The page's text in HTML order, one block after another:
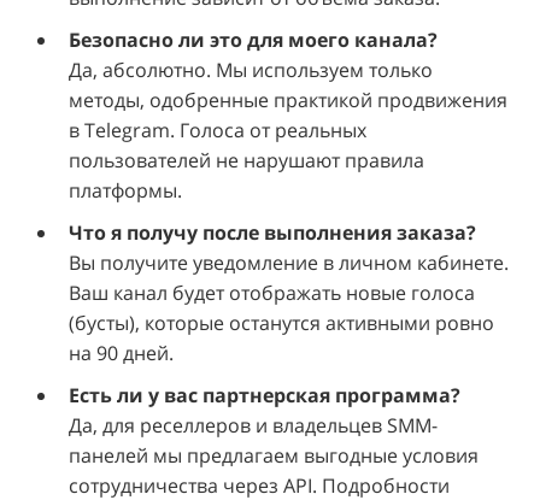
Безопасно ли это для моего канала?
Да, абсолютно. Мы используем только
методы, одобренные практикой продвижения
в Telegram. Голоса от реальных
пользователей не нарушают правила
платформы.
Что я получу после выполнения заказа?
Вы получите уведомление в личном кабинете.
Ваш канал будет отображать новые голоса
(бусты), которые останутся активными ровно
на 90 дней.
Есть ли у вас партнерская программа?
Да, для реселлеров и владельцев SMM-
панелей мы предлагаем выгодные условия
сотрудничества через API. Подробности